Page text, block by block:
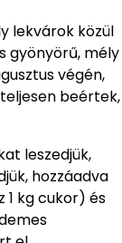
lekvárok közül
gyönyörű, mély
végén,
beértek,
leszedjük,
hozzáadva
1 kg cukor) és